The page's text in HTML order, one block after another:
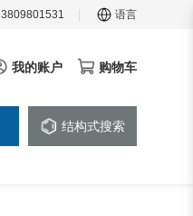
语言
3809801531
我的账户 购物车
结构式搜索